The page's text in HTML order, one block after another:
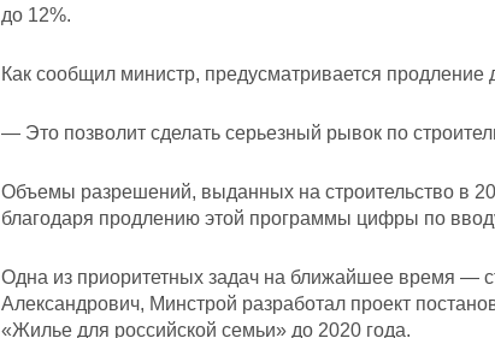
до 12%.
Как сообщил министр, предусматривается
— Это позволит сделать серьезный рывок по
Объемы разрешений, выданных на строительство в
благодаря продлению этой программы цифры по
Одна из приоритетных задач на ближайшее время —
Александрович, Минстрой разработал проект
«Жилье для российской семьи» до 2020 года.